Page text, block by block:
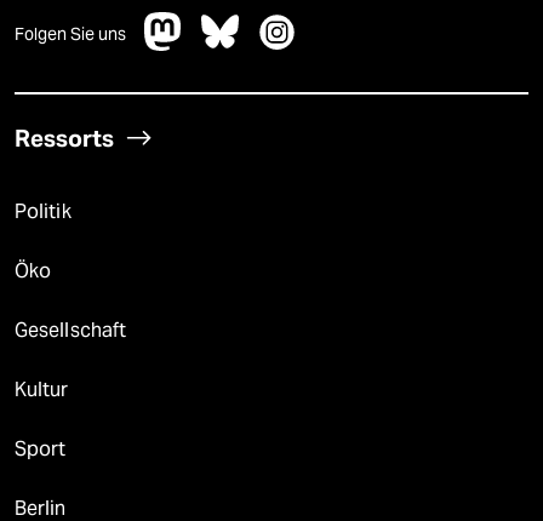
Folgen Sie uns
Ressorts
Politik
Öko
Gesellschaft
Kultur
Sport
Berlin